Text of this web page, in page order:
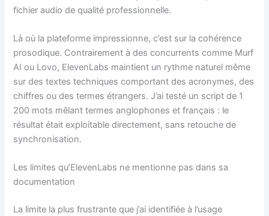
fichier audio de qualité professionnelle.
Là où la plateforme impressionne, c’est sur la cohérence
prosodique. Contrairement à des concurrents comme Murf
AI ou Lovo, ElevenLabs maintient un rythme naturel même
sur des textes techniques comportant des acronymes, des
chiffres ou des termes étrangers. J’ai testé un script de 1
200 mots mêlant termes anglophones et français : le
résultat était exploitable directement, sans retouche de
synchronisation.
Les limites qu’ElevenLabs ne mentionne pas dans sa
documentation
La limite la plus frustrante que j’ai identifiée à l’usage